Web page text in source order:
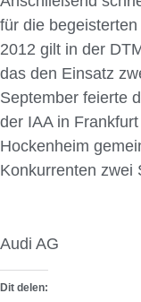
für die
2012 gilt in der
das den Einsatz
September feierte
der IAA in
Hockenheim
Konkurrenten zwei
Audi AG
Dit delen: